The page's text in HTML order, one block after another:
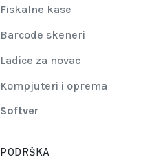
Fiskalne kase
Barcode skeneri
Ladice za novac
Kompjuteri i oprema
Softver
PODRŠKA